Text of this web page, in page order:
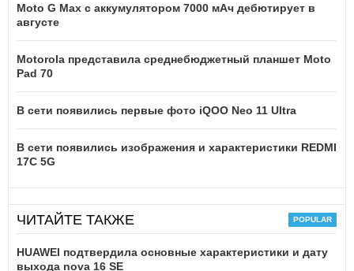
Moto G Max с аккумулятором 7000 мАч дебютирует в
августе
Motorola представила среднебюджетный планшет Moto
Pad 70
В сети появились первые фото iQOO Neo 11 Ultra
В сети появились изображения и характеристики REDMI
17C 5G
ЧИТАЙТЕ ТАКЖЕ
HUAWEI подтвердила основные характеристики и дату
выхода nova 16 SE